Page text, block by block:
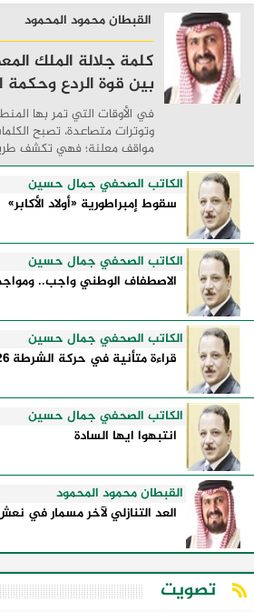
القبطان محمود المحمود
كلمة جلالة الملك
بين قوة الردع وحكمة
في الأوقات التي تمر بها
وتوترات متصاعدة، تصبح
مواقف معلنة؛ فهي تكشف
إدارتها للأزمات، والحدود
الكاتب الصحفي جمال حسين
سقوط إمبراطورية «أولاد الأكابر»
الكاتب الصحفي جمال حسين
الاصطفاف الوطني واجب..
الكاتب الصحفي جمال حسين
قراءة متأنية في حركة الشرطة 2026
الكاتب الصحفي جمال حسين
انتبهوا ايها السادة
القبطان محمود المحمود
العد التنازلي لآخر مسمار في
تصويت